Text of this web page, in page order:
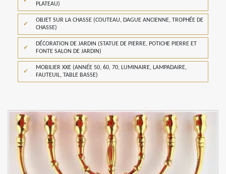
PLATEAU)
OBJET SUR LA CHASSE (COUTEAU, DAGUE ANCIENNE, TROPHÉE DE
CHASSE)
DÉCORATION DE JARDIN (STATUE DE PIERRE, POTICHE PIERRE ET
FONTE SALON DE JARDIN)
MOBILIER XXE (ANNÉE 50, 60, 70, LUMINAIRE, LAMPADAIRE,
FAUTEUIL, TABLE BASSE)